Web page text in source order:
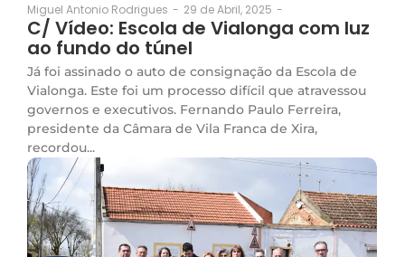
Miguel Antonio Rodrigues - 29 de Abril, 2025 -
C/ Vídeo: Escola de Vialonga com luz
ao fundo do túnel
Já foi assinado o auto de consignação da Escola de
Vialonga. Este foi um processo difícil que atravessou
governos e executivos. Fernando Paulo Ferreira,
presidente da Câmara de Vila Franca de Xira,
recordou...